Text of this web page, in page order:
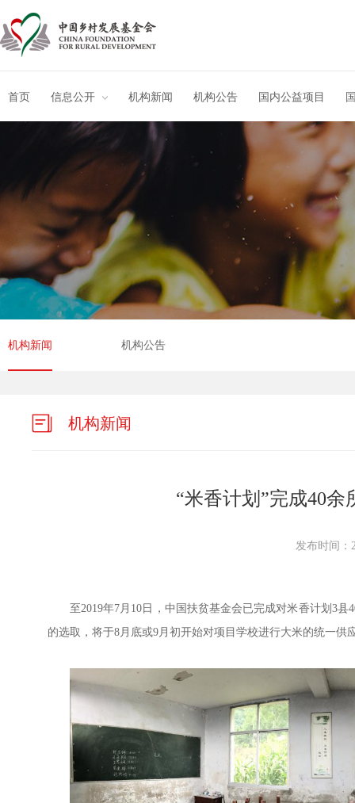
首页 信息公开 机构新闻 机构公告 国内公益项目
机构新闻 机构公告
机构新闻
“米香计划”完成40
发布时间：
至2019年7月10日，中国扶贫基金会已完成对米香计划3
的选取，将于8月底或9月初开始对项目学校进行大米的统一供